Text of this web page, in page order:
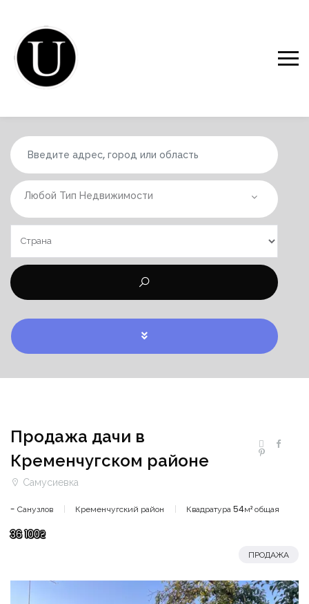
Любой Тип Недвижимости
Продажа дачи в
Кременчугском районе
Самусиевка
- Санузлов Кременчугский район Квадратура 54м² общая
36 100₴
ПРОДАЖА